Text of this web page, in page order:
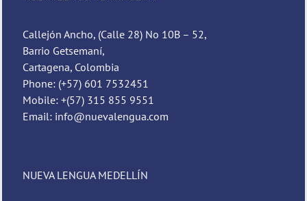
Callejón Ancho, (Calle 28) No 10B – 52,
Barrio Getsemaní,
Cartagena, Colombia
Phone: (+57) 601 7532451
Mobile: +(57) 315 855 9551
Email: info@nuevalengua.com
NUEVA LENGUA MEDELLÍN